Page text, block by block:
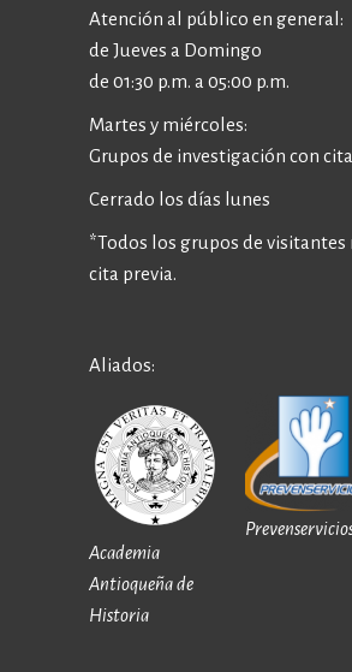
Atención al público en general:
de Jueves a Domingo
de 01:30 p.m. a 05:00 p.m.
Martes y miércoles:
Grupos de investigación con
Cerrado los días lunes
*Todos los grupos de visitantes
cita previa.
Aliados:
Academia
Antioqueña de
Historia